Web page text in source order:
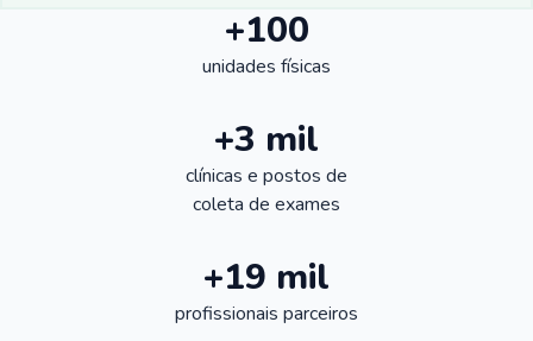
+100
unidades físicas
+3 mil
clínicas e postos de
coleta de exames
+19 mil
profissionais parceiros